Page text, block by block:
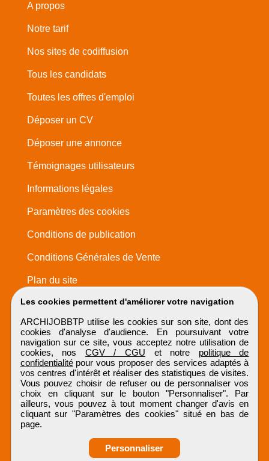
Les cookies permettent d'améliorer votre navigation
ARCHIJOBBTP utilise les cookies sur son site, dont des
cookies d'analyse d'audience. En poursuivant votre
navigation sur ce site, vous acceptez notre utilisation de
cookies, nos CGV / CGU et notre politique de
confidentialitépour vous proposer des services adaptés à
vos centres d'intérêt et réaliser des statistiques de visites.
Vous pouvez choisir de refuser ou de personnaliser vos
choix en cliquant sur le bouton "Personnaliser". Par
ailleurs, vous pouvez à tout moment changer d'avis en
cliquant sur "Paramètres des cookies" situé en bas de
page.
Personnaliser
A propos
Notre tarif
Nos sites de codiffusion
Tous les candidats
Toutes les offres d'emploi
Déposer un CV
Déposer une annonce
Témoignages utilisateurs
Informations légales
Paramètres des cookies
Conditions de publication
Conditions Générales de Vente
Plan du site